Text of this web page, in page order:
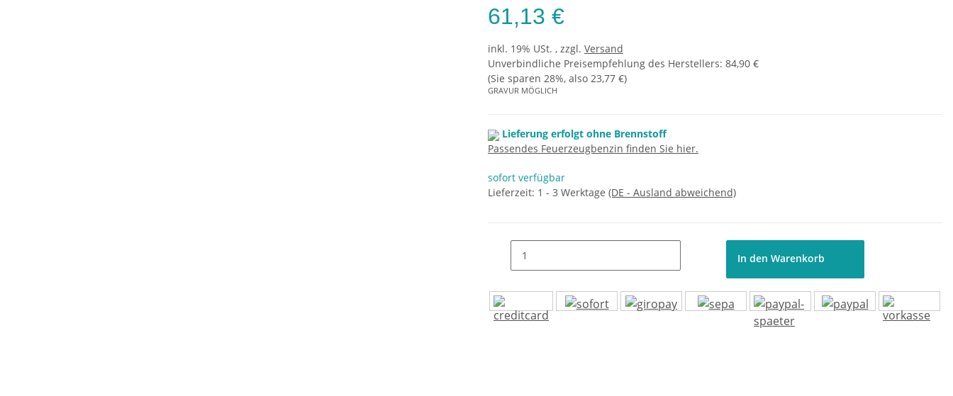
61,13 €
inkl. 19% USt. , zzgl. Versand
Unverbindliche Preisempfehlung des Herstellers: 84,90 €
(Sie sparen 28%, also 23,77 €)
GRAVUR MÖGLICH
Lieferung erfolgt ohne Brennstoff
Passendes Feuerzeugbenzin finden Sie hier.
sofort verfügbar
Lieferzeit: 1 - 3 Werktage (DE - Ausland abweichend)
In den Warenkorb